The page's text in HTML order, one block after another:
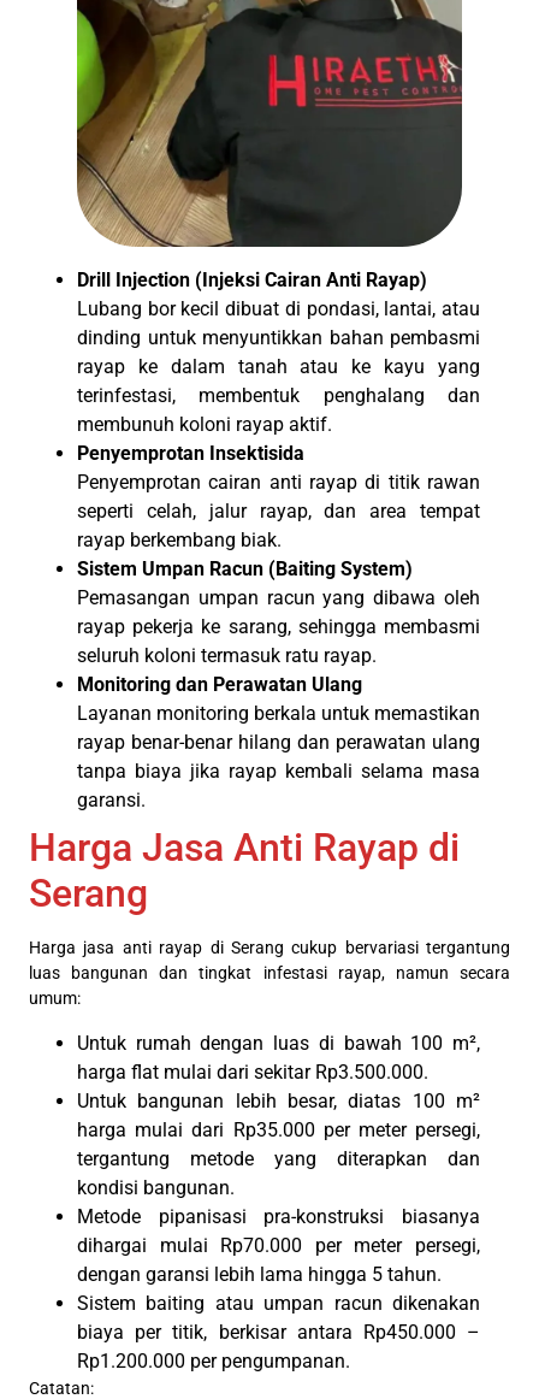
Drill Injection (Injeksi Cairan Anti Rayap)
Lubang bor kecil dibuat di pondasi, lantai, atau
dinding untuk menyuntikkan bahan pembasmi
rayap ke dalam tanah atau ke kayu yang
terinfestasi, membentuk penghalang dan
membunuh koloni rayap aktif.
Penyemprotan Insektisida
Penyemprotan cairan anti rayap di titik rawan
seperti celah, jalur rayap, dan area tempat
rayap berkembang biak.
Sistem Umpan Racun (Baiting System)
Pemasangan umpan racun yang dibawa oleh
rayap pekerja ke sarang, sehingga membasmi
seluruh koloni termasuk ratu rayap.
Monitoring dan Perawatan Ulang
Layanan monitoring berkala untuk memastikan
rayap benar-benar hilang dan perawatan ulang
tanpa biaya jika rayap kembali selama masa
garansi.
Harga Jasa Anti Rayap di
Serang
Harga jasa anti rayap di Serang cukup bervariasi tergantung
luas bangunan dan tingkat infestasi rayap, namun secara
umum:
Untuk rumah dengan luas di bawah 100 m²,
harga flat mulai dari sekitar Rp3.500.000.
Untuk bangunan lebih besar, diatas 100 m²
harga mulai dari Rp35.000 per meter persegi,
tergantung metode yang diterapkan dan
kondisi bangunan.
Metode pipanisasi pra-konstruksi biasanya
dihargai mulai Rp70.000 per meter persegi,
dengan garansi lebih lama hingga 5 tahun.
Sistem baiting atau umpan racun dikenakan
biaya per titik, berkisar antara Rp450.000 –
Rp1.200.000 per pengumpanan.
Catatan: